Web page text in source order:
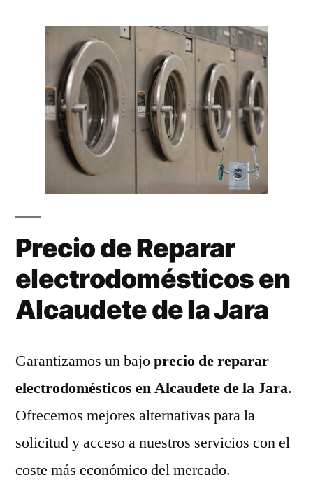
Precio de Reparar
electrodomésticos en
Alcaudete de la Jara
Garantizamos un bajoprecio de reparar
electrodomésticos en Alcaudete de la Jara.
Ofrecemos mejores alternativas para la
solicitud y acceso a nuestros servicios con el
coste más económico del mercado.